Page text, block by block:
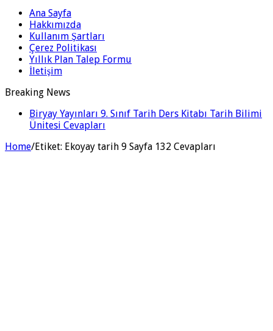
Ana Sayfa
Hakkımızda
Kullanım Şartları
Çerez Politikası
Yıllık Plan Talep Formu
İletişim
Breaking News
Biryay Yayınları 9. Sınıf Tarih Ders Kitabı Tarih Bilimi
Ünitesi Cevapları
Home/Etiket: Ekoyay tarih 9 Sayfa 132 Cevapları